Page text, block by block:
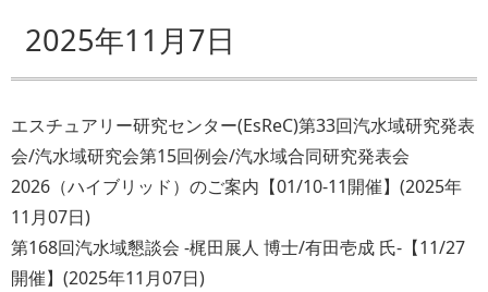
2025年11月7日
エスチュアリー研究センター(EsReC)第33回汽水域研究発表
会/汽水域研究会第15回例会/汽水域合同研究発表会
2026（ハイブリッド）のご案内【01/10-11開催】 (2025年
11月07日)
第168回汽水域懇談会 -梶田展人 博士/有田壱成 氏-【11/27
開催】 (2025年11月07日)